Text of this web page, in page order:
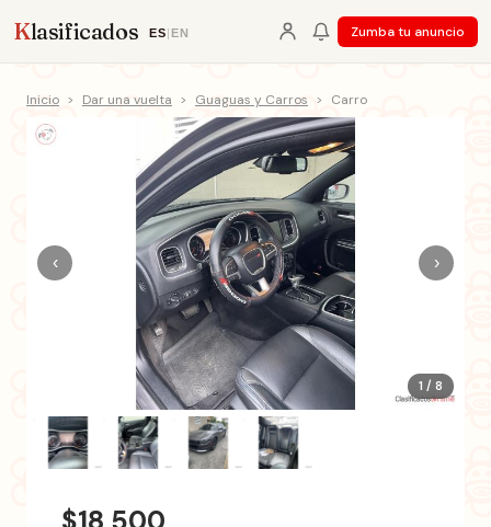
Klasificados ES| EN Zumba tu anuncio
Inicio > Dar una vuelta > Guaguas y Carros > Carro
1 / 8
‹ ›